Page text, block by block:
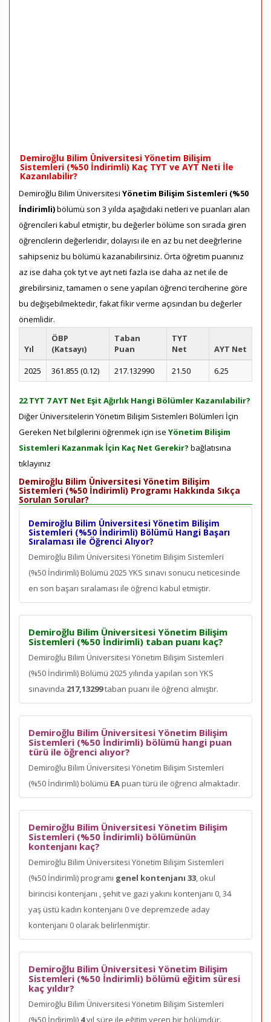
Demiroğlu Bilim Üniversitesi Yönetim Bilişim
Sistemleri (%50 İndirimli) Kaç TYT ve AYT Neti İle
Kazanılabilir?
Demiroğlu Bilim Üniversitesi Yönetim Bilişim Sistemleri (%50
İndirimli)bölümü son 3 yılda aşağıdaki netleri ve puanları alan
öğrencileri kabul etmiştir, bu değerler bölüme son sırada giren
öğrencilerin değerleridir, dolayısı ile en az bu net deeğrlerine
sahipseniz bu bölümü kazanabilirsiniz. Örta öğretim puanınız
az ise daha çok tyt ve ayt neti fazla ise daha az net ile de
girebilirsiniz, tamamen o sene yapılan öğrenci terciherine göre
bu değişebilmektedir, fakat fikir verme açısından bu değerler
önemlidir.
Yıl
ÖBP
(Katsayı)
Taban
Puan
TYT
Net
AYT Net
2025
361.855 (0.12) 217.132990 21.50 6.25
22 TYT 7 AYT Net Eşit Ağırlık Hangi Bölümler Kazanılabilir?
Diğer Üniversitelerin Yönetim Bilişim Sistemleri Bölümleri İçin
Gereken Net bilgilerini öğrenmek için ise Yönetim Bilişim
Sistemleri Kazanmak İçin Kaç Net Gerekir? bağlatısına
tıklayınız
Demiroğlu Bilim Üniversitesi Yönetim Bilişim
Sistemleri (%50 İndirimli) Programı Hakkında Sıkça
Sorulan Sorular?
Demiroğlu Bilim Üniversitesi Yönetim Bilişim
Sistemleri (%50 İndirimli) Bölümü Hangi Başarı
Sıralaması ile Öğrenci Alıyor?
Demiroğlu Bilim Üniversitesi Yönetim Bilişim Sistemleri
(%50 İndirimli) Bölümü 2025 YKS sınavı sonucu neticesinde
en son başarı sıralaması ile öğrenci kabul etmiştir.
Demiroğlu Bilim Üniversitesi Yönetim Bilişim
Sistemleri (%50 İndirimli) taban puanı kaç?
Demiroğlu Bilim Üniversitesi Yönetim Bilişim Sistemleri
(%50 İndirimli) Bölümü 2025 yılında yapılan son YKS
sınavında 217,13299taban puanı ile öğrenci almıştır.
Demiroğlu Bilim Üniversitesi Yönetim Bilişim
Sistemleri (%50 İndirimli) bölümü hangi puan
türü ile öğrenci alıyor?
Demiroğlu Bilim Üniversitesi Yönetim Bilişim Sistemleri
(%50 İndirimli) bölümü EApuan türü ile öğrenci almaktadır.
Demiroğlu Bilim Üniversitesi Yönetim Bilişim
Sistemleri (%50 İndirimli) bölümünün
kontenjanı kaç?
Demiroğlu Bilim Üniversitesi Yönetim Bilişim Sistemleri
(%50 İndirimli) programı genel kontenjanı 33, okul
birincisi kontenjanı , şehit ve gazi yakını kontenjanı 0, 34
yaş üstü kadın kontenjanı 0 ve depremzede aday
kontenjanı 0 olarak belirlenmiştir.
Demiroğlu Bilim Üniversitesi Yönetim Bilişim
Sistemleri (%50 İndirimli) bölümü eğitim süresi
kaç yıldır?
Demiroğlu Bilim Üniversitesi Yönetim Bilişim Sistemleri
(%50 İndirimli) 4yıl süre ile eğitim veren bir bölümdür.